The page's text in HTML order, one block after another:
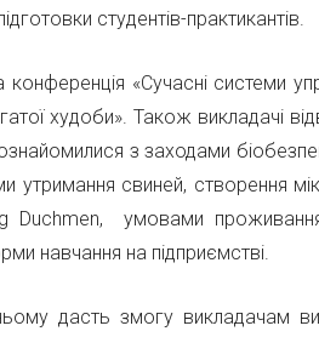
студентів-практикантів.
«Сучасні системи
худоби». Також викладачі
з заходами
утримання свиней, створення
Duchmen, умовами
навчання на підприємстві.
дасть змогу викладачам